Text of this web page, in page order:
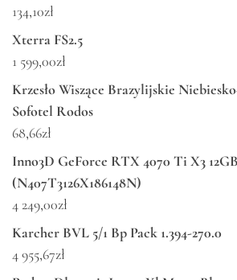
134,10zł
Xterra FS2.5
1 599,00zł
Krzesło Wiszące Brazylijskie
Sofotel Rodos
68,66zł
Inno3D GeForce RTX 4070 Ti X3
(N407T3126X186148N)
4 249,00zł
Karcher BVL 5/1 Bp Pack 1.394-270.0
4 955,67zł